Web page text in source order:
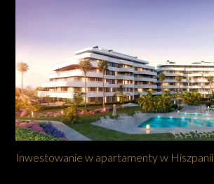
Inwestowanie w apartamenty w Hiszpanii